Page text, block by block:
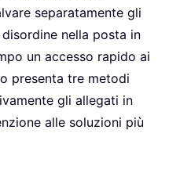
separatamente gli
nella posta in
un accesso rapido ai
presenta tre metodi
gli allegati in
alle soluzioni più